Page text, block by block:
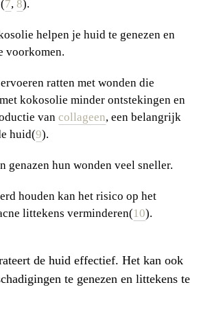
7,8).
helpen je huid te genezen en
voorkomen.
ratten met wonden die
kokosolie minder ontstekingen en
vancollageen, een belangrijk
huid(9).
genazen hun wonden veel sneller.
houden kan het risico op het
littekens verminderen(10).
de huid effectief. Het kan ook
te genezen en littekens te